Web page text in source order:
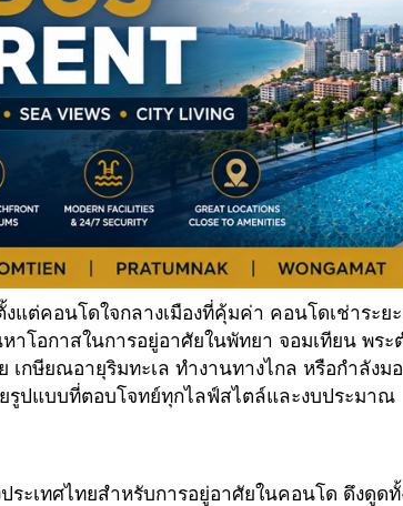
แต่คอนโดใจกลางเมืองที่คุ้มค่า คอนโดเช่าระ
าโอกาสในการอยู่อาศัยในพัทยา จอมเทียน พ
เกษียณอายุริมทะเล ทำงานทางไกล หรือกำลัง
รูปแบบที่ตอบโจทย์ทุกไลฟ์สไตล์และงบประมาณ
ะเทศไทยสำหรับการอยู่อาศัยในคอนโด ดึงดูด